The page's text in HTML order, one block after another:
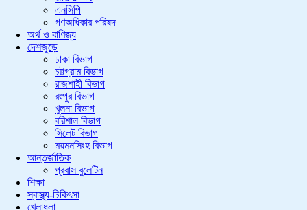
এনসিপি
গণঅধিকার পরিষদ
অর্থ ও বাণিজ্য
দেশজুড়ে
ঢাকা বিভাগ
চট্টগ্রাম বিভাগ
রাজশাহী বিভাগ
রংপুর বিভাগ
খুলনা বিভাগ
বরিশাল বিভাগ
সিলেট বিভাগ
ময়মনসিংহ বিভাগ
আন্তর্জাতিক
প্রবাস বুলেটিন
শিক্ষা
স্বাস্থ্য-চিকিৎসা
খেলাধুলা